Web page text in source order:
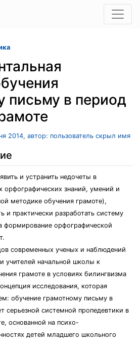
письму в период
2014, автор: пользователь скрыл имя
и устранить недочеты в
знаний, умений и
методике обучения грамоте),
и практически разработать систему
формирование орфографической
современных ученых и наблюдений
учителей начальной школы к
грамоте в условиях билингвизма
исследования, которая
обучение грамотному письму в
серьезной системной пропедевтики в
основанной на психо-
детей младшего школьного